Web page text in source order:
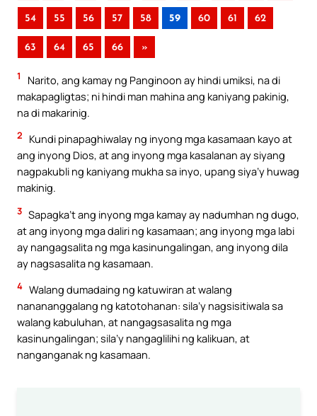
54 55 56 57 58 59 60 61 62
63 64 65 66 »
1
Narito, ang kamay ng Panginoon ay hindi umiksi, na di
makapagligtas; ni hindi man mahina ang kaniyang pakinig,
na di makarinig.
2
Kundi pinapaghiwalay ng inyong mga kasamaan kayo at
ang inyong Dios, at ang inyong mga kasalanan ay siyang
nagpakubli ng kaniyang mukha sa inyo, upang siya’y huwag
makinig.
3 Sapagka’t ang inyong mga kamay ay nadumhan ng dugo,
at ang inyong mga daliri ng kasamaan; ang inyong mga labi
ay nangagsalita ng mga kasinungalingan, ang inyong dila
ay nagsasalita ng kasamaan.
4 Walang dumadaing ng katuwiran at walang
nanananggalang ng katotohanan: sila’y nagsisitiwala sa
walang kabuluhan, at nangagsasalita ng mga
kasinungalingan; sila’y nangaglilihi ng kalikuan, at
nanganganak ng kasamaan.